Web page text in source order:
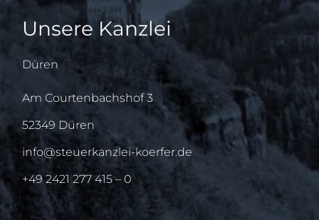
Unsere Kanzlei
Düren
Am Courtenbachshof 3
52349 Düren
info@steuerkanzlei-koerfer.de
+49 2421 277 415 – 0